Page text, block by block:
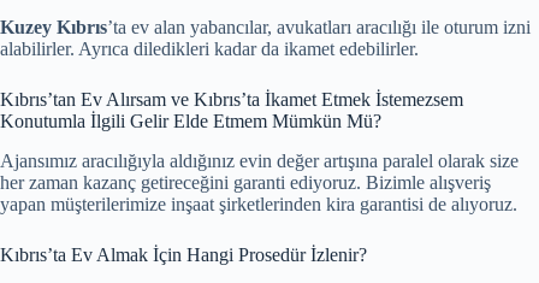
Kuzey Kıbrıs’ta ev alan yabancılar, avukatları aracılığı ile oturum izni
alabilirler. Ayrıca diledikleri kadar da ikamet edebilirler.
Kıbrıs’tan Ev Alırsam ve Kıbrıs’ta İkamet Etmek İstemezsem
Konutumla İlgili Gelir Elde Etmem Mümkün Mü?
Ajansımız aracılığıyla aldığınız evin değer artışına paralel olarak size
her zaman kazanç getireceğini garanti ediyoruz. Bizimle alışveriş
yapan müşterilerimize inşaat şirketlerinden kira garantisi de alıyoruz.
Kıbrıs’ta Ev Almak İçin Hangi Prosedür İzlenir?